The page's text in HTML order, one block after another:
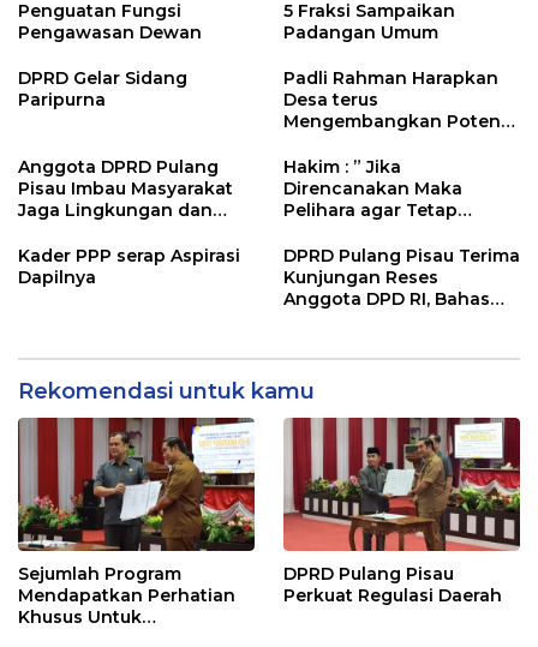
Penguatan Fungsi
Pengawasan Dewan
5 Fraksi Sampaikan
Padangan Umum
DPRD Gelar Sidang
Paripurna
Padli Rahman Harapkan
Desa terus
Mengembangkan Potensi
Anggota DPRD Pulang
Pisau Imbau Masyarakat
Jaga Lingkungan dan
Gozila
Hakim : ” Jika
Direncanakan Maka
Pelihara agar Tetap
Kader PPP serap Aspirasi
Dapilnya
DPRD Pulang Pisau Terima
Kunjungan Reses
Anggota DPD RI, Bahas
Rekomendasi untuk kamu
Sejumlah Program
Mendapatkan Perhatian
Khusus Untuk
DPRD Pulang Pisau
Perkuat Regulasi Daerah